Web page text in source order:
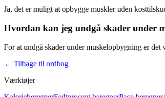
Ja, det er muligt at opbygge muskler uden
Hvordan kan jeg undgå skader under
For at undgå skader undermuskelopbygning er det
← Tilbage til ordbog
Værktøjer